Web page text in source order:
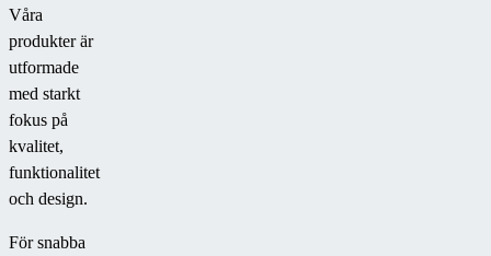
Våra
produkter är
utformade
med starkt
fokus på
kvalitet,
funktionalitet
och design.
För snabba